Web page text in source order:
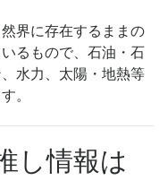
界に存在するままの
るもので、石油・石
水力、太陽・地熱等
。
し情報は